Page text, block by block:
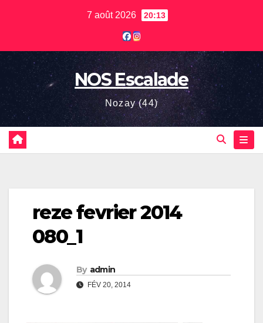
7 août 2026 20:13
NOS Escalade
Nozay (44)
reze fevrier 2014
080_1
By admin
FÉV 20, 2014